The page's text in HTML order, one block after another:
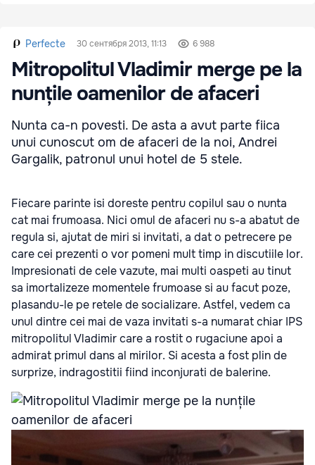
Perfecte 30 сентября 2013, 11:13 6 988
Mitropolitul Vladimir merge pe la
nunțile oamenilor de afaceri
Nunta ca-n povesti. De asta a avut parte fiica
unui cunoscut om de afaceri de la noi, Andrei
Gargalik, patronul unui hotel de 5 stele.
Fiecare parinte isi doreste pentru copilul sau o nunta
cat mai frumoasa. Nici omul de afaceri nu s-a abatut de
regula si, ajutat de miri si invitati, a dat o petrecere pe
care cei prezenti o vor pomeni mult timp in discutiile lor.
Impresionati de cele vazute, mai multi oaspeti au tinut
sa imortalizeze momentele frumoase si au facut poze,
plasandu-le pe retele de socializare. Astfel, vedem ca
unul dintre cei mai de vaza invitati s-a numarat chiar IPS
mitropolitul Vladimir care a rostit o rugaciune apoi a
admirat primul dans al mirilor. Si acesta a fost plin de
surprize, indragostitii fiind inconjurati de balerine.